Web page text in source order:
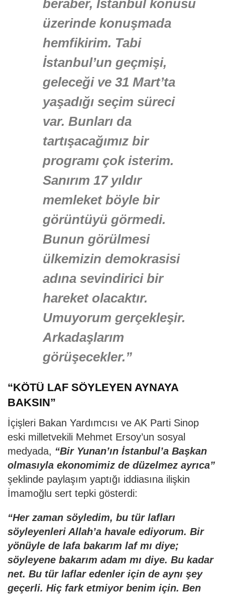
beraber, İstanbul konusu
üzerinde konuşmada
hemfikirim. Tabi
İstanbul’un geçmişi,
geleceği ve 31 Mart’ta
yaşadığı seçim süreci
var. Bunları da
tartışacağımız bir
programı çok isterim.
Sanırım 17 yıldır
memleket böyle bir
görüntüyü görmedi.
Bunun görülmesi
ülkemizin demokrasisi
adına sevindirici bir
hareket olacaktır.
Umuyorum gerçekleşir.
Arkadaşlarım
görüşecekler.”
“KÖTÜ LAF SÖYLEYEN AYNAYA
BAKSIN”
İçişleri Bakan Yardımcısı ve AK Parti Sinop
eski milletvekili Mehmet Ersoy’un sosyal
medyada, “Bir Yunan’ın İstanbul’a Başkan
olmasıyla ekonomimiz de düzelmez ayrıca”
şeklinde paylaşım yaptığı iddiasına ilişkin
İmamoğlu sert tepki gösterdi:
“Her zaman söyledim, bu tür lafları
söyleyenleri Allah’a havale ediyorum. Bir
yönüyle de lafa bakarım laf mı diye;
söyleyene bakarım adam mı diye. Bu kadar
net. Bu tür laflar edenler için de aynı şey
geçerli. Hiç fark etmiyor benim için. Ben